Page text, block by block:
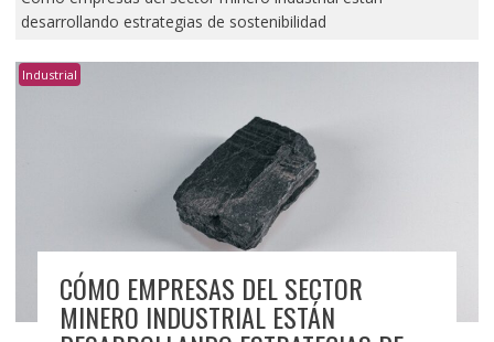
desarrollando estrategias de sostenibilidad
Industrial
CÓMO EMPRESAS DEL SECTOR
MINERO INDUSTRIAL ESTÁN